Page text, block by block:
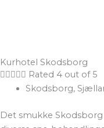
Kurhotel Skodsborg
 Rated 4 out of 5
Skodsborg,
Det smukke